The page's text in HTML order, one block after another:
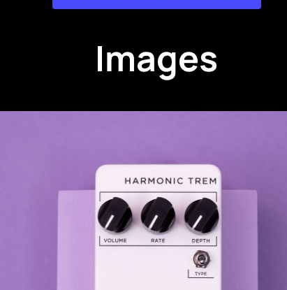
Images